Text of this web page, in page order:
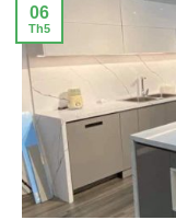
06
Th5